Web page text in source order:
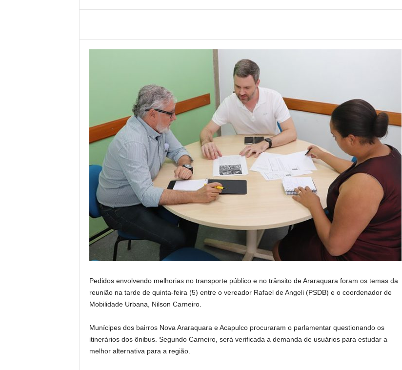
Pedidos envolvendo melhorias no transporte público e no trânsito de Araraquara foram os temas da
reunião na tarde de quinta-feira (5) entre o vereador Rafael de Angeli (PSDB) e o coordenador de
Mobilidade Urbana, Nilson Carneiro.
Munícipes dos bairros Nova Araraquara e Acapulco procuraram o parlamentar questionando os
itinerários dos ônibus. Segundo Carneiro, será verificada a demanda de usuários para estudar a
melhor alternativa para a região.